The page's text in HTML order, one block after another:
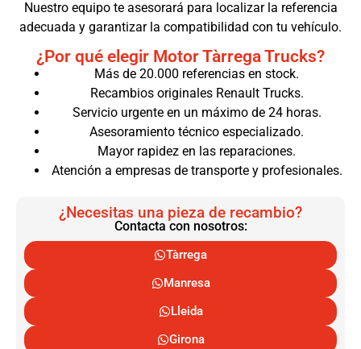
Nuestro equipo te asesorará para localizar la referencia
adecuada y garantizar la compatibilidad con tu vehículo.
¿Por qué elegir Motor Tàrrega Trucks?
Más de 20.000 referencias en stock.
Recambios originales Renault Trucks.
Servicio urgente en un máximo de 24 horas.
Asesoramiento técnico especializado.
Mayor rapidez en las reparaciones.
Atención a empresas de transporte y profesionales.
¿Necesitas una pieza de recambio?
Contacta con nosotros:
Tàrrega
Manresa
Lleida
Girona